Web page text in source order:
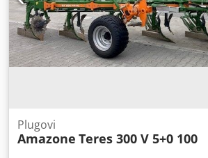
Plugovi
Amazone Teres 300 V 5+0 100